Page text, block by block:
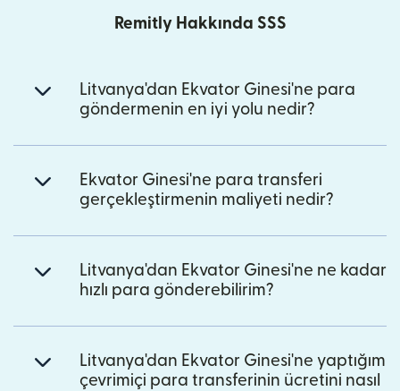
Remitly Hakkında SSS
Litvanya'dan Ekvator Ginesi'ne para
göndermenin en iyi yolu nedir?
Ekvator Ginesi'ne para transferi
gerçekleştirmenin maliyeti nedir?
Litvanya'dan Ekvator Ginesi'ne ne kadar
hızlı para gönderebilirim?
Litvanya'dan Ekvator Ginesi'ne yaptığım
çevrimiçi para transferinin ücretini nasıl